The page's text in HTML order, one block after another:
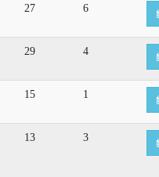
27 6
29 4
15 1
13 3